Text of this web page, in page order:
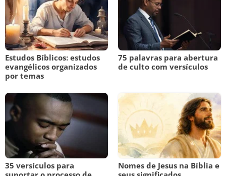
Estudos Bíblicos: estudos
evangélicos organizados
por temas
75 palavras para abertura
de culto com versículos
35 versículos para
Nomes de Jesus na Bíblia e